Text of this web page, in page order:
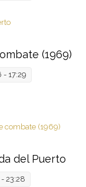
(1969)
17:29
combate (1969)
del Puerto
23:28